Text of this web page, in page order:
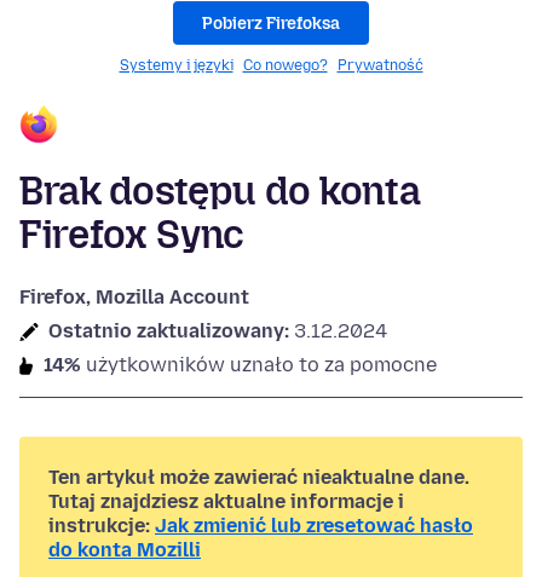
Pobierz Firefoksa
Systemy i języki Co nowego? Prywatność
Brak dostępu do konta
Firefox Sync
Firefox, Mozilla Account
Ostatnio zaktualizowany: 3.12.2024
14% użytkowników uznało to za pomocne
Ten artykuł może zawierać nieaktualne dane.
Tutaj znajdziesz aktualne informacje i
instrukcje: Jak zmienić lub zresetować hasło
do konta Mozilli